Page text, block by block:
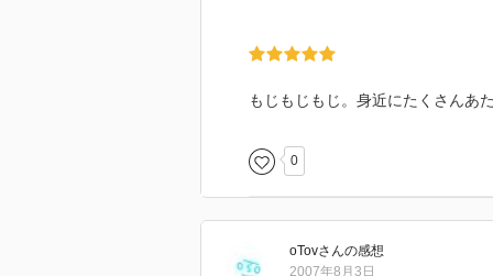
もじもじもじ。身近にたくさんあ
0
oTovさんの感想
2007年8月3日